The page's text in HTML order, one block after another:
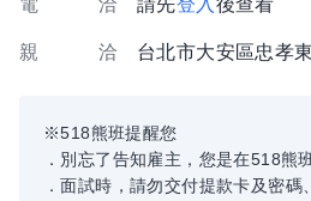
電 洽 請先登入 後查看
親 洽 台北市大安區忠孝
※518熊班提醒您
．別忘了告知雇主，您是在518熊
．面試時，請勿交付提款卡及密